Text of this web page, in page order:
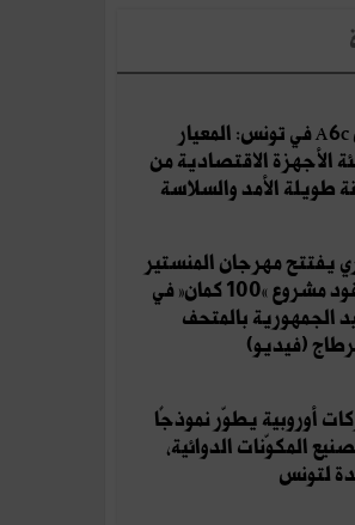
أوبو تطلق A6c في تونس: المعيار
الأجهزة الاقتصادية من
طويلة الأمد والسلاسة
يفتتح مهرجان المنستير
الدولي ويقود مشروع «100 كمان» في
الجمهورية بالمتحف
(فيديو)
أوروبية يطوّر نموذجًا
المكوّنات الدوائية،
لتونس